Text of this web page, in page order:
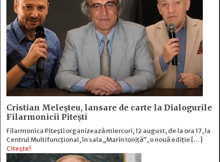
Cristian Meleșteu, lansare de carte la Dialogurile
Filarmonicii Pitești
Filarmonica Pitești organizează miercuri, 12 august, de la ora 17, la
Centrul Multifuncțional, în sala „Marin Ioniță”, o nouă ediție […]
Citește!